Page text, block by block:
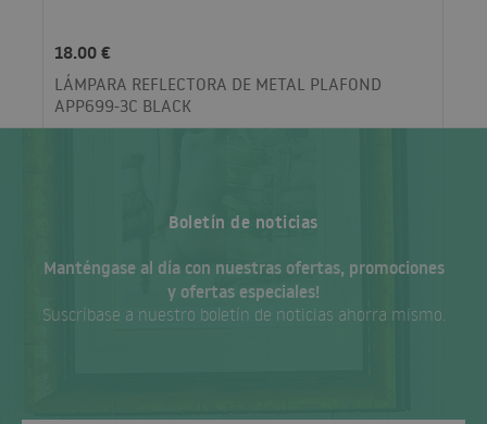
18.00 €
LÁMPARA REFLECTORA DE METAL PLAFOND
APP699-3C BLACK
Boletín de noticias
Manténgase al día con nuestras ofertas, promociones
y ofertas especiales!
Suscríbase a nuestro boletín de noticias ahorra mismo.